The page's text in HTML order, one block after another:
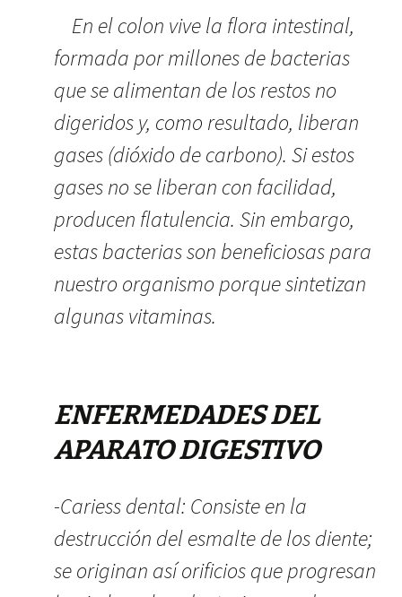
En el colon vive la flora intestinal,
formada por millones de bacterias
que se alimentan de los restos no
digeridos y, como resultado, liberan
gases (dióxido de carbono). Si estos
gases no se liberan con facilidad,
producen flatulencia. Sin embargo,
estas bacterias son beneficiosas para
nuestro organismo porque sintetizan
algunas vitaminas.
ENFERMEDADES DEL
APARATO DIGESTIVO
-Cariess dental: Consiste en la
destrucción del esmalte de los diente;
se originan así orificios que progresan